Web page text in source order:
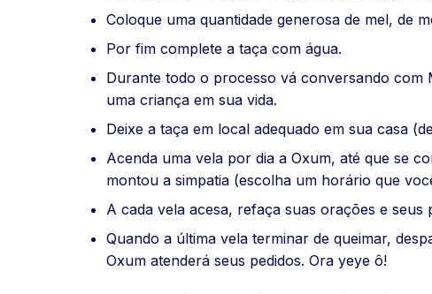
Coloque uma quantidade generosa de mel, de
Por fim complete a taça com água.
Durante todo o processo vá conversando com
uma criança em sua vida.
Deixe a taça em local adequado em sua casa
Acenda uma vela por dia a Oxum, até que se
montou a simpatia (escolha um horário que
A cada vela acesa, refaça suas orações e seus
Quando a última vela terminar de queimar,
Oxum atenderá seus pedidos. Ora yeye ô!